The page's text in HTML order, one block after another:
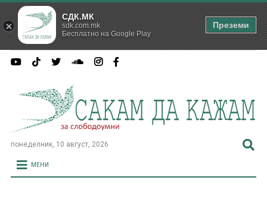
понеделник, 10 август, 2026
МЕНИ
СДК.МК
sdk.com.mk
Бесплатно на Google Play
Преземи